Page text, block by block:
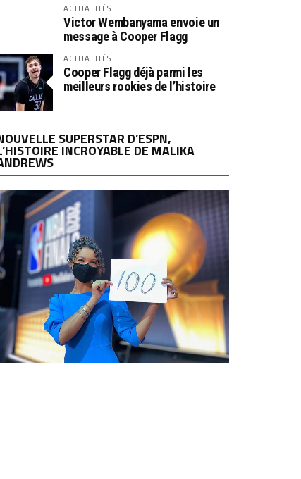
ACTUALITÉS
Victor Wembanyama envoie un
message à Cooper Flagg
ACTUALITÉS
Cooper Flagg déjà parmi les
meilleurs rookies de l’histoire
SUPERSTAR D’ESPN,
INCROYABLE DE MALIKA